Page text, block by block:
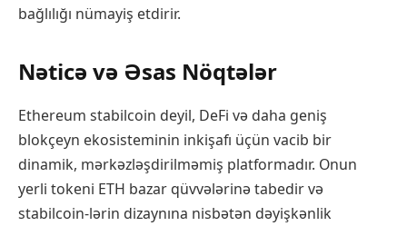
bağlılığı nümayiş etdirir.
Nəticə və Əsas Nöqtələr
Ethereum stabilcoin deyil, DeFi və daha geniş
blokçeyn ekosisteminin inkişafı üçün vacib bir
dinamik, mərkəzləşdirilməmiş platformadır. Onun
yerli tokeni ETH bazar qüvvələrinə tabedir və
stabilcoin-lərin dizaynına nisbətən dəyişkənlik